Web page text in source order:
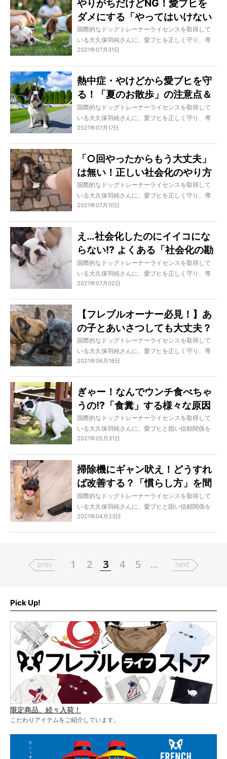
お伝えしています。ぜひVol.1から読んでみてくだ
さいね。
やりがちだけどNG！愛ブヒを
ダメにする「やってはいけない
社会化」4パターン【社会化を
学ぶ Vol.3】
国際的なドッグトレーナーライセンスを取得して
いる大久保羽純さんに、愛ブヒを正しく守り、導
き、固い信頼関係を築くための方法を学ぶこの特
お伝えしています。ぜひVol.1から読んでみてくだ
さいね。
2021年07月31日
熱中症・やけどから愛ブヒを守
る！「夏のお散歩」の注意点＆
もしものときの対処法【全フレ
ブルオーナー必読！】
国際的なドッグトレーナーライセンスを取得して
いる大久保羽純さんに、愛ブヒを正しく守り、導
き、固い信頼関係を築くための方法を学ぶこの特
いてほしい、愛ブヒを危険にさらさないための“夏
場のお散歩”のやり方についてお伝えします。
2021年07月17日
「○回やったからもう大丈夫」
は無い！正しい社会化のやり方
とは 【社会化を学ぶ Vol.2】
国際的なドッグトレーナーライセンスを取得して
いる大久保羽純さんに、愛ブヒを正しく守り、導
き、固い信頼関係を築くための方法を学ぶこの特
お伝えしています。ぜひVol.1から読んでみてくだ
さいね。
2021年07月10日
え…社会化したのにイイコにな
らない!? よくある「社会化の勘
違い」とは 【社会化を学ぶ
Vol.1】
国際的なドッグトレーナーライセンスを取得して
いる大久保羽純さんに、愛ブヒを正しく守り、導
き、固い信頼関係を築くための方法を学ぶこの特
のが“社会化”なんです。そこで正しい知識を学ぶべ
く、今回から数回にわたりシリーズでお伝えして
いきます。
2021年07月02日
【フレブルオーナー必見！】あ
の子とあいさつしても大丈夫？
散歩中のトラブルを防ぐため
「犬同士のあいさつ」を正しく
国際的なドッグトレーナーライセンスを取得して
いる大久保羽純さんに、愛ブヒを正しく守り、導
き、固い信頼関係を築く方法を学ぶこの特集。今
いいケースは？ させるときの注意点は？ など
を学びます。
2021年06月18日
ぎゃー！なんでウンチ食べちゃ
うの!?「食糞」する様々な原因
と、それぞれに合った『やめさ
せる方法』をプロが解説！
国際的なドッグトレーナーライセンスを取得して
いる大久保羽純さんに、愛ブヒと固い信頼関係を
築く方法を学ぶこの特集。今回は、悩んでいる方
2021年05月31日
掃除機にギャン吠え！どうすれ
ば改善する？「慣らし方」を間
違えるとトラウマになり悪化す
る危険も…!?
国際的なドッグトレーナーライセンスを取得して
いる大久保羽純さんに、愛ブヒと固い信頼関係を
築く方法を学ぶこの特集。今回は、掃除機に向か
2021年04月23日
prev 1 2 3 4 5 ... next
Pick Up!
限定商品、続々入荷！
こだわりアイテムをご紹介しています。